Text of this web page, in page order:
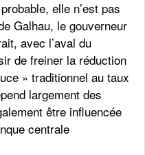
elle n’est pas
Galhau, le gouverneur
avec l’aval du
de freiner la réduction
» traditionnel au taux
largement des
être influencée
centrale